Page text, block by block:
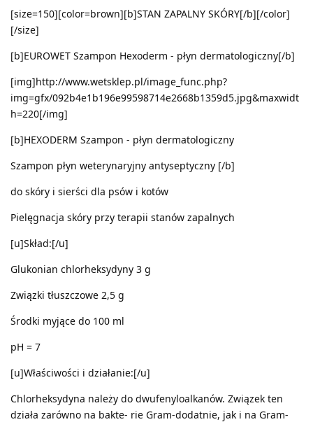
[size=150][color=brown][b]STAN ZAPALNY SKÓRY[/b][/color]
[/size]
[b]EUROWET Szampon Hexoderm - płyn dermatologiczny[/b]
[img]http://www.wetsklep.pl/image_func.php?
img=gfx/092b4e1b196e99598714e2668b1359d5.jpg&maxwidt
h=220[/img]
[b]HEXODERM Szampon - płyn dermatologiczny
Szampon płyn weterynaryjny antyseptyczny [/b]
do skóry i sierści dla psów i kotów
Pielęgnacja skóry przy terapii stanów zapalnych
[u]Skład:[/u]
Glukonian chlorheksydyny 3 g
Związki tłuszczowe 2,5 g
Środki myjące do 100 ml
pH = 7
[u]Właściwości i działanie:[/u]
Chlorheksydyna należy do dwufenyloalkanów. Związek ten
działa zarówno na bakte- rie Gram-dodatnie, jak i na Gram-